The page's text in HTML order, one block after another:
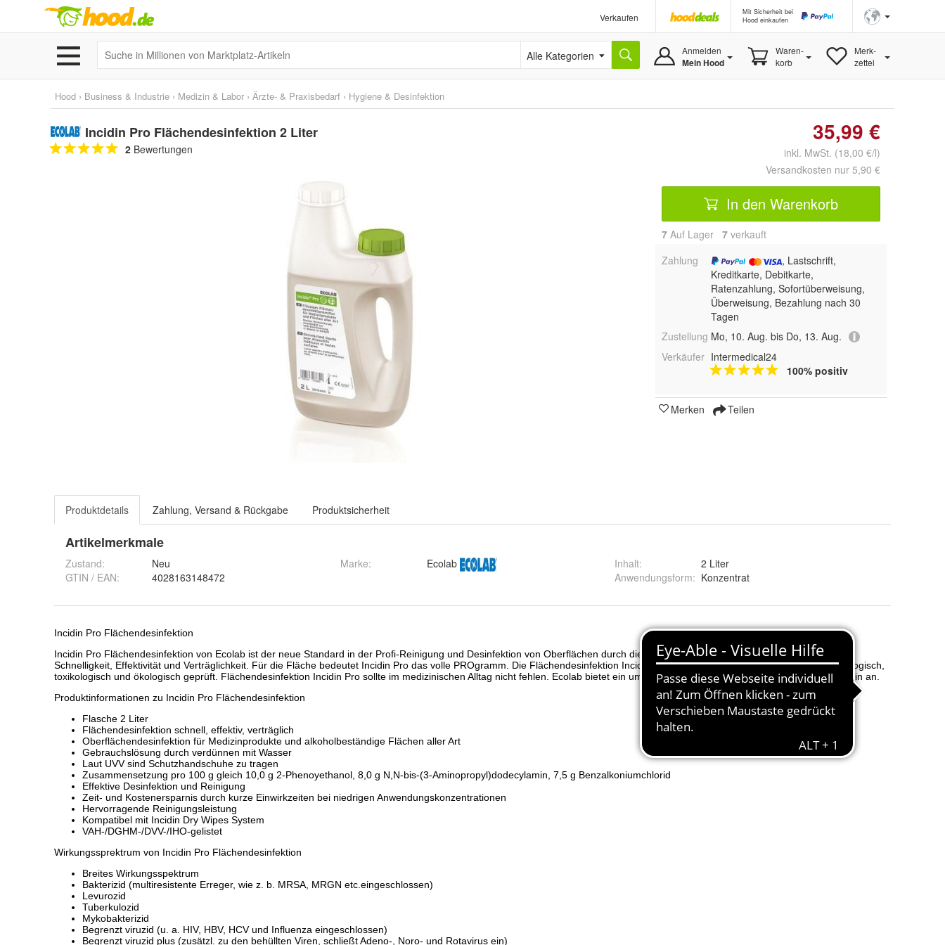
Verkaufen
Mit Sicherheit bei
Hood einkaufen
Alle Kategorien Anmelden
Mein Hood
Waren-
korb
Merk-
zettel
Hood › Business & Industrie › Medizin & Labor › Ärzte- & Praxisbedarf › Hygiene & Desinfektion
Incidin Pro Flächendesinfektion 2 Liter
2 Bewertungen
35,99 €
inkl. MwSt. (18,00 €/l)
Versandkosten nur 5,90 €
In den Warenkorb
7 Auf Lager 7 verkauft
Zahlung
, Lastschrift,
Kreditkarte, Debitkarte,
Ratenzahlung, Sofortüberweisung,
Überweisung, Bezahlung nach 30
Tagen
Zustellung Mo, 10. Aug. bis Do, 13. Aug.
Verkäufer Intermedical24
100% positiv
Merken Teilen
Produktdetails Zahlung, Versand & Rückgabe Produktsicherheit
Artikelmerkmale
Zustand:
Neu
GTIN / EAN:
4028163148472
Marke: Ecolab Inhalt:
2 Liter
Anwendungsform: Konzentrat